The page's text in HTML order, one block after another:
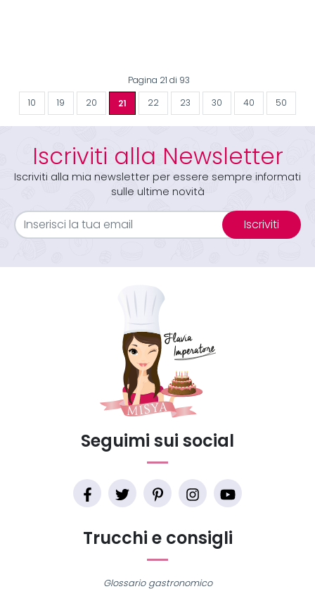
Pagina 21 di 93
10 19 20 21 22 23 30 40 50
Iscriviti alla Newsletter
Iscriviti alla mia newsletter per essere sempre informati
sulle ultime novità
Iscriviti
Trucchi e consigli
Glossario gastronomico
Seguimi sui social